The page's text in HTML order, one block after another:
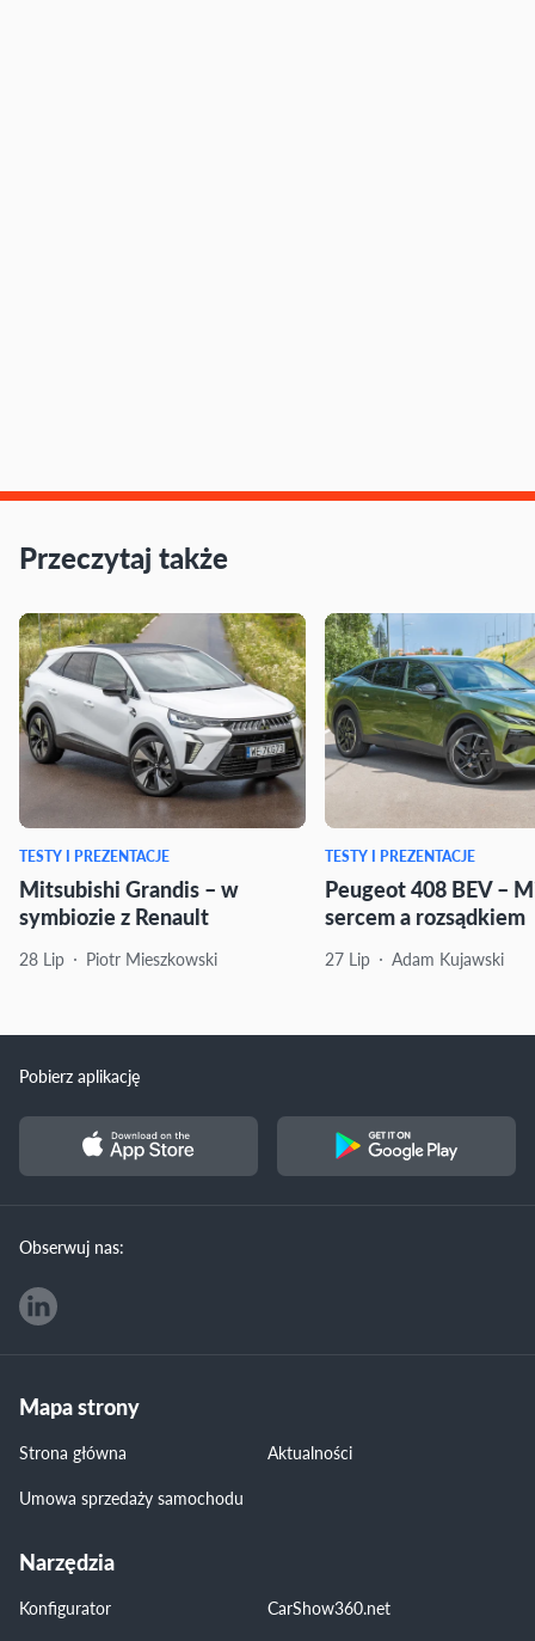
Przeczytaj także
TESTY I PREZENTACJE
Mitsubishi Grandis – w
symbiozie z Renault
28 Lip Piotr Mieszkowski
TESTY I PREZENTACJE
Peugeot 408 BEV –
sercem a rozsądkiem
27 Lip Adam Kujawski
Pobierz aplikację
Obserwuj nas:
Mapa strony
Strona główna
Aktualności
Umowa sprzedaży samochodu
Narzędzia
Konfigurator CarShow360.net